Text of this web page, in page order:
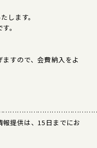
します。
。
すので、会費納入をよ
提供は、15日までにお